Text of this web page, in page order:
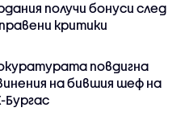
получи бонуси след
критики
повдигна
на бившия шеф на
Бургас